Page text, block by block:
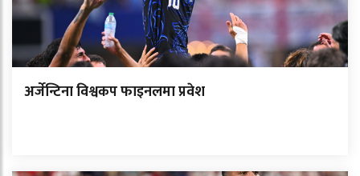
अर्जेन्टिना विश्वकप फाइनलमा प्रवेश